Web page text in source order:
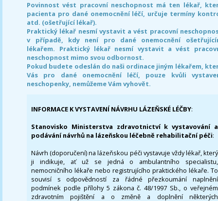
Povinnost vést pracovní neschopnost má ten lékař,
pacienta pro dané onemocnění léčí, určuje termíny
atd. (ošetřující lékař).
Praktický lékař nesmí vystavit a vést pracovní
v případě, kdy není pro dané onemocnění
lékařem. Praktický lékař nesmí vystavit a vést
neschopnost mimo svou odbornost.
Pokud budete odeslán do naši ordinace jiným lékařem,
Vás pro dané onemocnění léčí, pouze kvůli
neschopenky, nemůžeme Vám vyhovět.
INFORMACE K VYSTAVENÍ NÁVRHU LÁZEŇSKÉ LÉČBY:
Stanovisko Ministerstva zdravotnictví k vystavování a
podávání návrhů na lázeňskou léčebně rehabilitační péči:
Návrh (doporučení) na lázeňskou péči vystavuje vždy lékař, který
ji indikuje, ať už se jedná o ambulantního specialistu,
nemocničního lékaře nebo registrujícího praktického lékaře. To
souvisí s odpovědností za řádné přezkoumání naplnění
podmínek podle přílohy 5 zákona č. 48/1997 Sb., o veřejném
zdravotním pojištění a o změně a doplnění některých